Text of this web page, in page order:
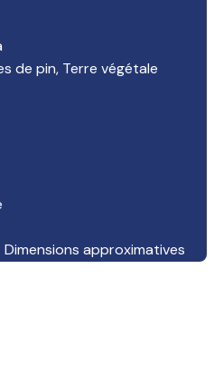
de pin, Terre végétale
Dimensions approximatives